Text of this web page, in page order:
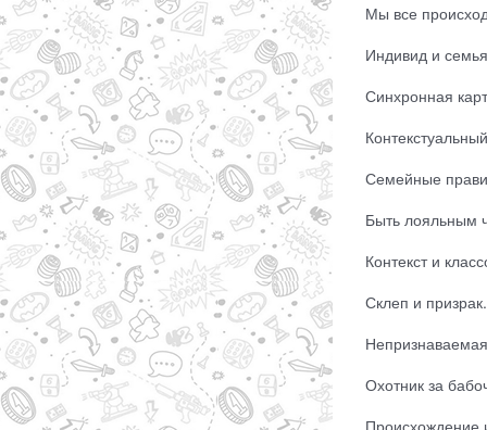
Мы все
Индивид и
Синхронная
Семейные
Быть лояльным
Контекст и
Склеп и
Охотник за
Происхождение